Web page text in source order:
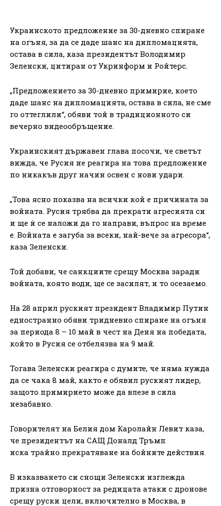
Украинското предложение за 30-дневно спиране
на огъня, за да се даде шанс на дипломацията,
остава в сила, каза президентът Володимир
Зеленски, цитиран от Укринформ и Ройтерс.
„Предложението за 30-дневно примирие, което
даде шанс на дипломацията, остава в сила, не сме
го оттеглили“, обяви той в традиционното си
вечерно видеообръщение.
Украинският държавен глава посочи, че светът
вижда, че Русия не реагира на това предложение
по никакъв друг начин освен с нови удари.
„Това ясно показва на всички кой е причината за
войната. Русия трябва да прекрати агресията си
и ще ѝ се наложи да го направи, въпрос на време
е. Войната е загуба за всеки, най-вече за агресора“,
каза Зеленски.
Той добави, че санкциите срещу Москва заради
войната, която води, ще се засилят, и то осезаемо.
На 28 април руският президент Владимир Путин
едностранно обяви тридневно спиране на огъня
за периода 8 – 10 май в чест на Деня на победата,
който в Русия се отбелязва на 9 май.
Тогава Зеленски реагира с думите, че няма нужда
да се чака 8 май, както е обявил руският лидер,
защото примирието може да влезе в сила
незабавно.
Говорителят на Белия дом Каролайн Левит каза,
че президентът на САЩ Доналд Тръмп
иска трайно прекратяване на бойните действия.
В изказването си снощи Зеленски изглежда
призна отговорност за редицата атаки с дронове
срещу руски цели, включително в Москва, в